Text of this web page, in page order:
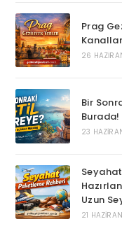
Prag
26
Bir
Burada!
23
Uzun
21